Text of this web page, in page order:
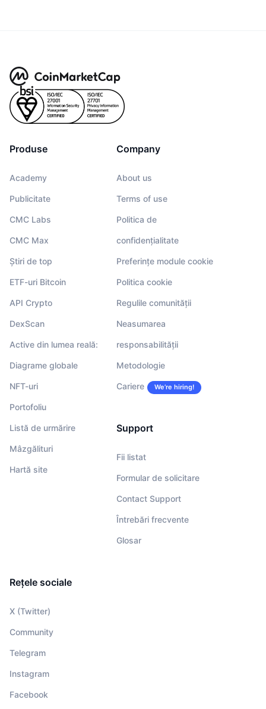
Produse
Academy
Publicitate
CMC Labs
CMC Max
Știri de top
ETF-uri Bitcoin
API Crypto
DexScan
Active din lumea reală:
Diagrame globale
NFT-uri
Portofoliu
Listă de urmărire
Mâzgălituri
Hartă site
Company
About us
Terms of use
Politica de
confidențialitate
Preferințe module cookie
Politica cookie
Regulile comunității
Neasumarea
responsabilității
Metodologie
Cariere We’re hiring!
Support
Fii listat
Formular de solicitare
Contact Support
Întrebări frecvente
Glosar
Rețele sociale
X (Twitter)
Community
Telegram
Instagram
Facebook